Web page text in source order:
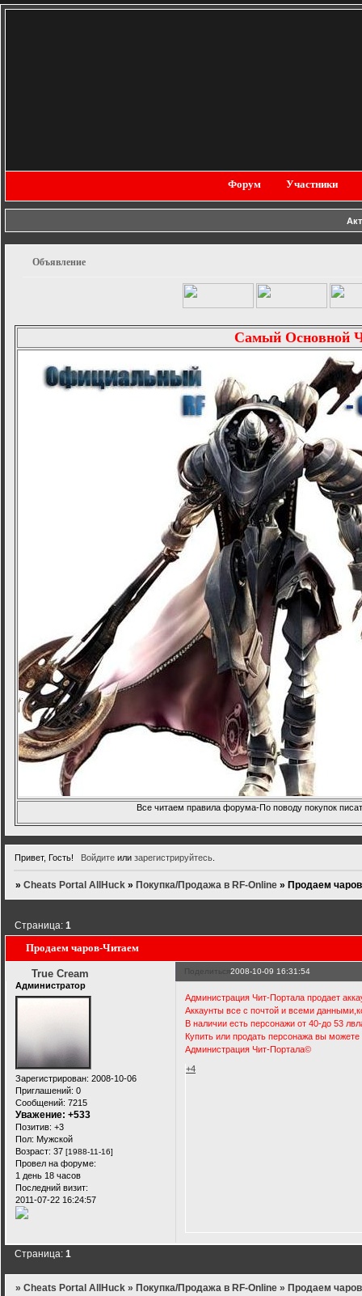
Форум Участники
Объявление
Самый Основной
Все читаем правила форума-По поводу покупок
Привет, Гость! Войдитеили зарегистрируйтесь.
»Cheats Portal AllHuck » Покупка/Продажа в RF-Online » Продаем
Продаем чаров-Читаем
Страница:1
Поделиться2008-10-09 16:31:54
True Cream
Администратор
Зарегистрирован: 2008-10-06
Приглашений: 0
Сообщений: 7215
Уважение: +533
Позитив: +3
Пол: Мужской
Возраст: 37 [1988-11-16]
Провел на форуме:
1 день 18 часов
Последний визит:
2011-07-22 16:24:57
Администрация Чит-Портала продает
Аккаунты все с почтой и всеми
В наличии есть персонажи от 40-до 53
Купить или продать персонажа вы
Администрация Чит-Портала©
+4
Страница:1
»Cheats Portal AllHuck » Покупка/Продажа в RF-Online » Продаем